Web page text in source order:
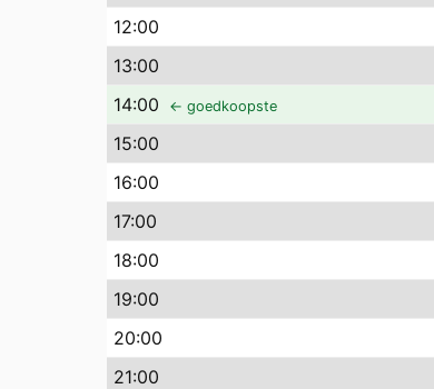
12:00
13:00
14:00 ← goedkoopste
15:00
16:00
17:00
18:00
19:00
20:00
21:00